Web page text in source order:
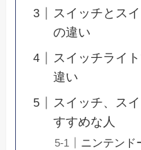
スイッチとス
の違い
スイッチライ
違い
スイッチ、ス
すすめな人
ニンテンド